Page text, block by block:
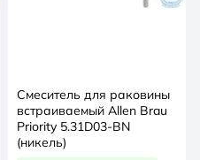
Смеситель для раковины
встраиваемый Allen Brau
Priority 5.31D03-BN
(никель)